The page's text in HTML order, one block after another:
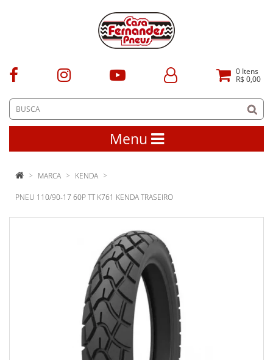
0 Itens
R$ 0,00
Menu
MARCA KENDA
PNEU 110/90-17 60P TT K761 KENDA TRASEIRO